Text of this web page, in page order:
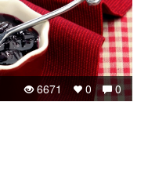
0
0
6671